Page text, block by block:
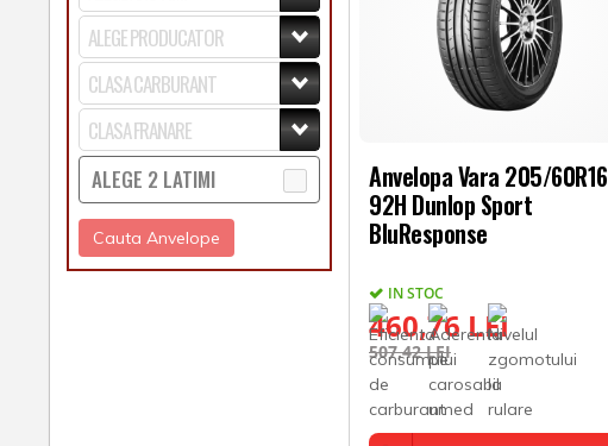
ALEGE 2 LATIMI
Cauta Anvelope
Anvelopa Vara 205/60R16
92H Dunlop Sport
BluResponse
IN STOC
460,76 LEI
507,42 LEI